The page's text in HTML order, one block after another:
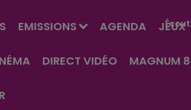
EMISSIONS AGENDA JEUX
DIRECT VIDÉO MAGNUM